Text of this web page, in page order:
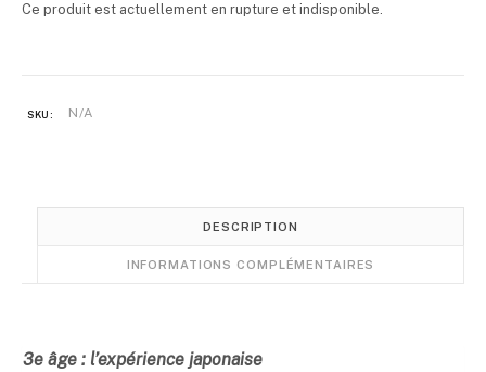
Ce produit est actuellement en rupture et indisponible.
SKU: N/A
DESCRIPTION
INFORMATIONS COMPLÉMENTAIRES
3e âge : l’expérience japonaise